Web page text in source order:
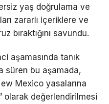
yaş doğrulama ve
zararlı içeriklere ve
bıraktığını savundu.
aşamasında tanık
süren bu aşamada,
Mexico yasalarına
olarak değerlendirilmesi